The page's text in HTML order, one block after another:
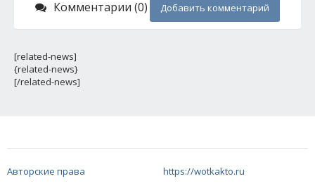
Комментарии (0) Добавить комментарий
[related-news]
{related-news}
[/related-news]
Авторские права https://wotkakto.ru